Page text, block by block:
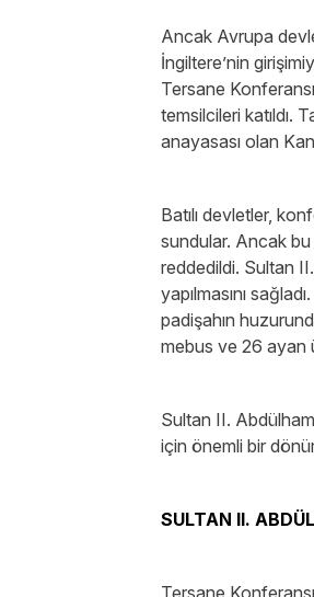
Ancak Avrupa
İngiltere’nin
Tersane
temsilcileri katıldı.
anayasası olan
Batılı devletler,
sundular. Ancak
reddedildi. Sultan
yapılmasını
padişahın
mebus ve 26 ayan
Sultan II.
için önemli bir
SULTAN II.
Tersane